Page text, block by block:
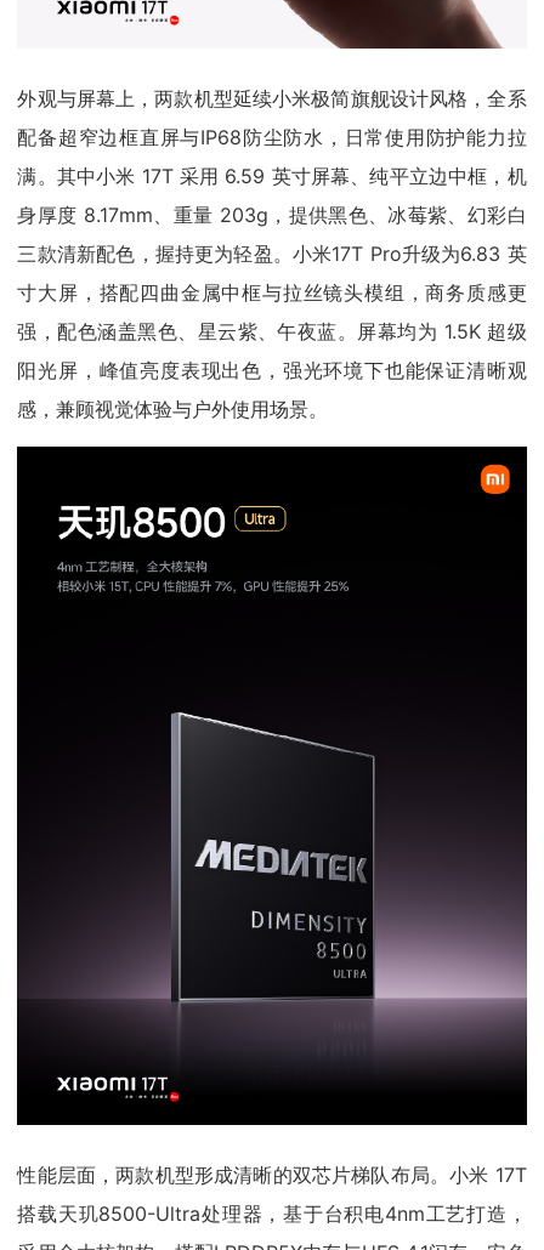
外观与屏幕上，两款机型延续小米极简旗舰设计风格，全系
配备超窄边框直屏与IP68防尘防水，日常使用防护能力拉
满。其中小米 17T 采用 6.59 英寸屏幕、纯平立边中框，机
身厚度 8.17mm、重量 203g，提供黑色、冰莓紫、幻彩白
三款清新配色，握持更为轻盈。小米17T Pro升级为6.83 英
寸大屏，搭配四曲金属中框与拉丝镜头模组，商务质感更
强，配色涵盖黑色、星云紫、午夜蓝。屏幕均为 1.5K 超级
阳光屏，峰值亮度表现出色，强光环境下也能保证清晰观
感，兼顾视觉体验与户外使用场景。
性能层面，两款机型形成清晰的双芯片梯队布局。小米 17T
搭载天玑8500-Ultra处理器，基于台积电4nm工艺打造，